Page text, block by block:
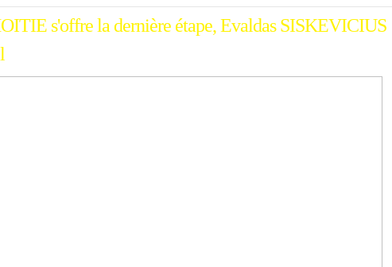
s'offre la dernière étape, Evaldas SISKEVICIUS